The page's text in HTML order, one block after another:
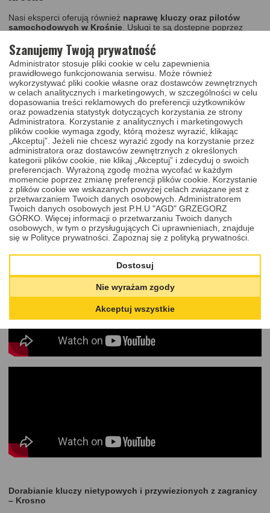
Nasi eksperci oferują również naprawę kluczy oraz pilotów
samochodowych w Krośnie . Usługi te są dostępne poprzez
z domu. Warto z nich skorzystać między innymi wtedy, gdy w
Państwa pojeździe występuje problem z blokowaniem się klucza w
stacyjce lub w zamku, gdy nie możecie złożyć klucza w obudowie
scyzorykowej lub gdy akumulator zasilający klucz nie ładuje się
podczas jazdy. Pomagamy też w przypadku niedziałającej funkcji
otwierania i zamykania auta w sposób zbliżeniowy i tradycyjny.
Aby wyeliminować tego rodzaju problemy, wykonujemy szereg
prac, w tym na przykład:
docinamy grot klucza i montujemy go w nowej obudowie,
naprawiamy mocowanie gniazd baterii,
wymieniamy akumulatory zasilające klucz,
wymieniamy mikroswitche, mikro włączniki i regenerujemy
ścieżki drukowane.
Poniżej prezentujemy film, na którym można dokładnie przyjrzeć
się realizowanym przez nas pracom:
Dorabianie kluczy nietypowych i przywiezionych z zagranicy
– Krosno
Szanujemy Twoją prywatność
Administrator stosuje pliki cookie w celu zapewnienia
prawidłowego funkcjonowania serwisu. Może również
wykorzystywać pliki cookie własne oraz dostawców zewnętrznych
w celach analitycznych i marketingowych, w szczególności w celu
dopasowania treści reklamowych do preferencji użytkowników
oraz powadzenia statystyk dotyczących korzystania ze strony
Administratora. Korzystanie z analitycznych i marketingowych
plików cookie wymaga zgody, którą możesz wyrazić, klikając
„Akceptuj”. Jeżeli nie chcesz wyrazić zgody na korzystanie przez
administratora oraz dostawców zewnętrznych z określonych
kategorii plików cookie, nie klikaj „Akceptuj” i zdecyduj o swoich
preferencjach. Wyrażoną zgodę można wycofać w każdym
momencie poprzez zmianę preferencji plików cookie. Korzystanie
z plików cookie we wskazanych powyżej celach związane jest z
przetwarzaniem Twoich danych osobowych. Administratorem
Twoich danych osobowych jest P.H.U "AGD" GRZEGORZ
GÓRKO. Więcej informacji o przetwarzaniu Twoich danych
osobowych, w tym o przysługujących Ci uprawnieniach, znajduje
się w Polityce prywatności. Zapoznaj się z polityką prywatności.
Dostosuj
Nie wyrażam zgody
Akceptuj wszystkie